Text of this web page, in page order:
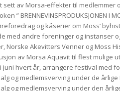
sett av Morsa-effekter til medlemmer
” BRENNEVINSPRODUKSJONEN I
og kåserier om Moss’
med andre foreninger og instanser
Norske Akevitters Venner og Moss
av Morsa Aquavit til flest mulige
hvert år, arrangere festival med
og medlemsverving under de
og medlemsverving under den